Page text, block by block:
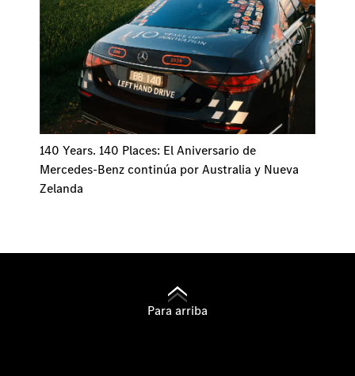
140 Years. 140 Places: El Aniversario de
Mercedes-Benz continúa por Australia y Nueva
Zelanda
Para arriba